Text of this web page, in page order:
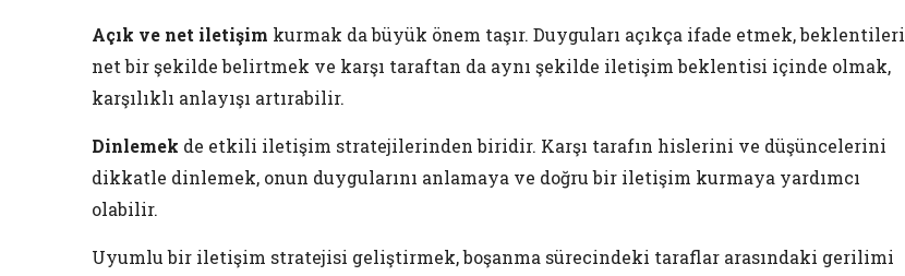
Açık ve net iletişim kurmak da büyük önem taşır. Duyguları açıkça ifade etmek, beklentileri
net bir şekilde belirtmek ve karşı taraftan da aynı şekilde iletişim beklentisi içinde olmak,
karşılıklı anlayışı artırabilir.
Dinlemek de etkili iletişim stratejilerinden biridir. Karşı tarafın hislerini ve düşüncelerini
dikkatle dinlemek, onun duygularını anlamaya ve doğru bir iletişim kurmaya yardımcı
olabilir.
Uyumlu bir iletişim stratejisi geliştirmek, boşanma sürecindeki taraflar arasındaki gerilimi